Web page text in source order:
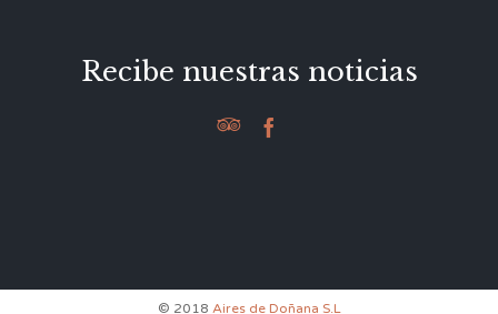
Recibe nuestras noticias
 
© 2018 Aires de Doñana S.L